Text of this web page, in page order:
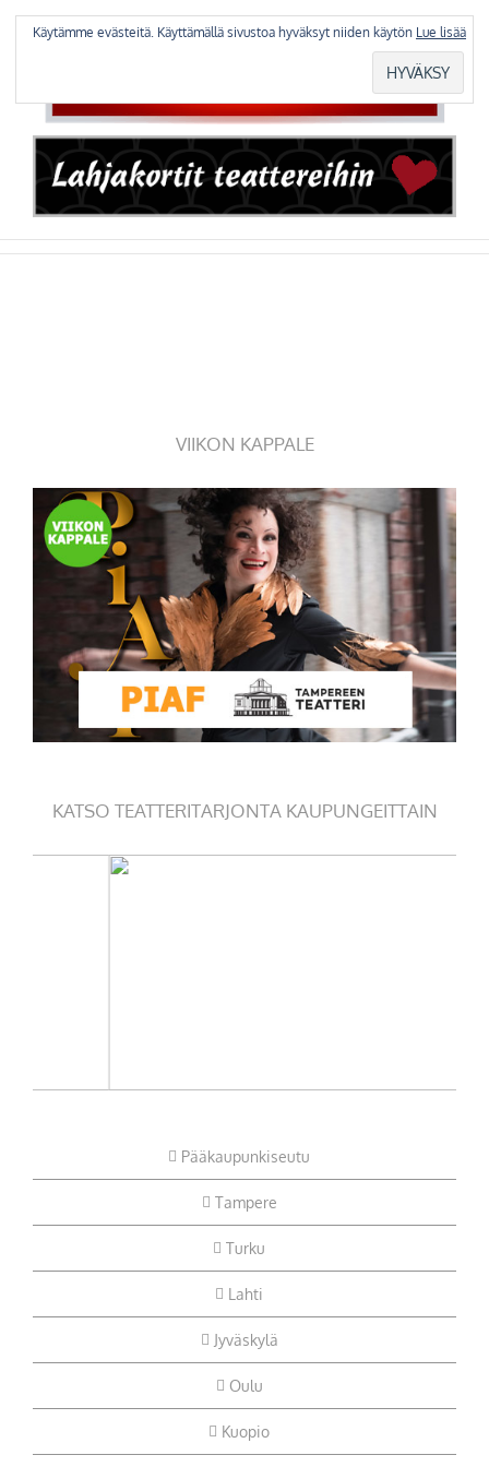
VIIKON KAPPALE
KATSO TEATTERITARJONTA KAUPUNGEITTAIN
Pääkaupunkiseutu
Tampere
Turku
Lahti
Jyväskylä
Oulu
Kuopio
Käytämme evästeitä. Käyttämällä sivustoa hyväksyt niiden käytön Lue lisää